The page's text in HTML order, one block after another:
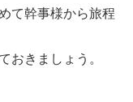
て幹事様から旅程
おきましょう。